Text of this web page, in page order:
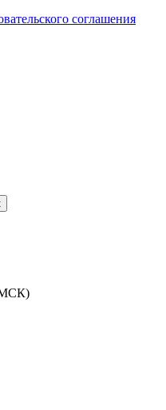
соглашения
МСК)